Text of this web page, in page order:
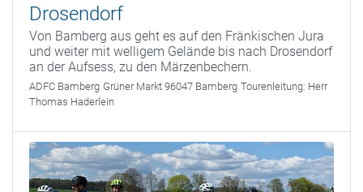
Drosendorf
Von Bamberg aus geht es auf den Fränkischen Jura
und weiter mit welligem Gelände bis nach Drosendorf
an der Aufsess, zu den Märzenbechern.
ADFC Bamberg Grüner Markt 96047 Bamberg Tourenleitung: Herr
Thomas Haderlein